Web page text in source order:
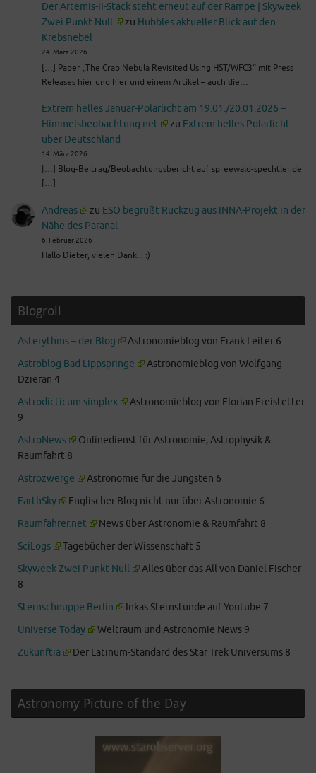
Der Artemis-II-Stack steht erneut auf der Rampe | Skyweek
Zwei Punkt Null
zu Hubbles aktueller Blick auf den
Krebsnebel
24. März 2026
[…] Paper „The Crab Nebula Revisited Using HST/WFC3“ mit Press
Releases hier und hier und einem Artikel – auch die…
Extrem helles Januar-Polarlicht am 19.01./20.01.2026 –
Himmelsbeobachtung.net
zu Extrem helles Polarlicht
über Deutschland
14. März 2026
[…] Blog-Beitrag/Beobachtungsbericht auf spreewald-spechtler.de
[…]
Andreas zu ESO begrüßt Rückzug aus INNA-Projekt in der
Nähe des Paranal
6. Februar 2026
Hallo Dieter, vielen Dank... :)
Blogroll
Asterythms – der Blog
Astronomieblog von Frank Leiter 6
Astroblog Bad Lippspringe
Astronomieblog von Wolfgang
Dzieran 4
Astrodicticum simplex
Astronomieblog von Florian Freistetter
9
AstroNews
Onlinedienst für Astronomie, Astrophysik &
Raumfahrt 8
Astrozwerge
Astronomie für die Jüngsten 6
EarthSky
Englischer Blog nicht nur über Astronomie 6
Raumfahrer.net
News über Astronomie & Raumfahrt 8
SciLogs
Tagebücher der Wissenschaft 5
Skyweek Zwei Punkt Null
Alles über das All von Daniel Fischer
8
Sternschnuppe Berlin
Inkas Sternstunde auf Youtube 7
Universe Today
Weltraum und Astronomie News 9
Zukunftia
Der Latinum-Standard des Star Trek Universums 8
Astronomy Picture of the Day